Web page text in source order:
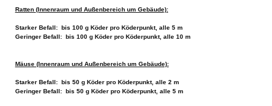
Ratten (Innenraum und Außenbereich um Gebäude):
Starker Befall: bis 100 g Köder pro Köderpunkt, alle 5 m
Geringer Befall: bis 100 g Köder pro Köderpunkt, alle 10 m
Mäuse (Innenraum und Außenbereich um Gebäude):
Starker Befall: bis 50 g Köder pro Köderpunkt, alle 2 m
Geringer Befall: bis 50 g Köder pro Köderpunkt, alle 5 m